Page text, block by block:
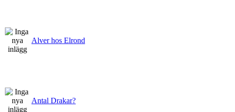
Alver hos Elrond
Antal Drakar?